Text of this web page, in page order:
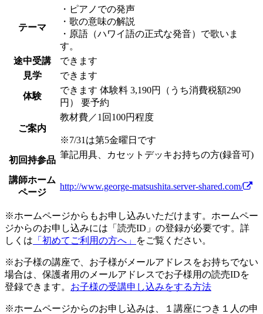
テーマ
・ピアノでの発声
・歌の意味の解説
・原語（ハワイ語の正式な発音）で歌いま
す。
途中受講
できます
見学
できます
体験
できます 体験料 3,190円（うち消費税額290
円） 要予約
ご案内
教材費／1回100円程度
※7/31は第5金曜日です
初回持参品
筆記用具、カセットデッキお持ちの方(録音可)
講師ホーム
ページ
http://www.george-matsushita.server-shared.com/
※ホームページからもお申し込みいただけます。ホームペー
ジからのお申し込みには「読売ID」の登録が必要です。詳
しくは 「初めてご利用の方へ」 をご覧ください。
※お子様の講座で、お子様がメールアドレスをお持ちでない
場合は、保護者用のメールアドレスでお子様用の読売IDを
登録できます。 お子様の受講申し込みをする方法
※ホームページからのお申し込みは、１講座につき１人の申